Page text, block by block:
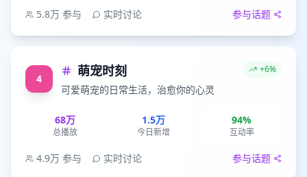
5.8万 参与 实时讨论 参与话题
4 萌宠时刻
可爱萌宠的日常生活，治愈你的心灵
+6%
68万
总播放
1.5万
今日新增
94%
互动率
4.9万 参与 实时讨论 参与话题